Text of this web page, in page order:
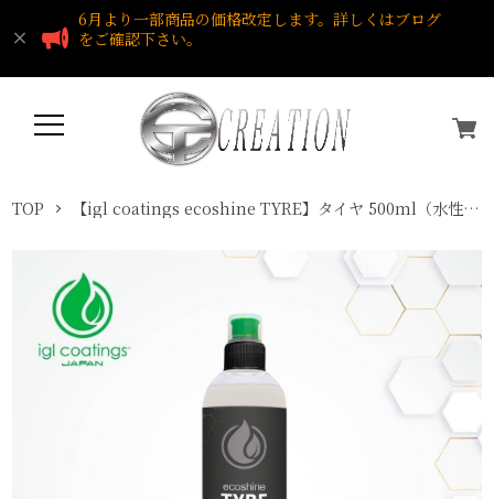
6月より一部商品の価格改定します。詳しくはブログ
をご確認下さい。
TOP 【igl coatings ecoshine TYRE】タイヤ 500ml（水性タイヤワックス）igl coatings Japan